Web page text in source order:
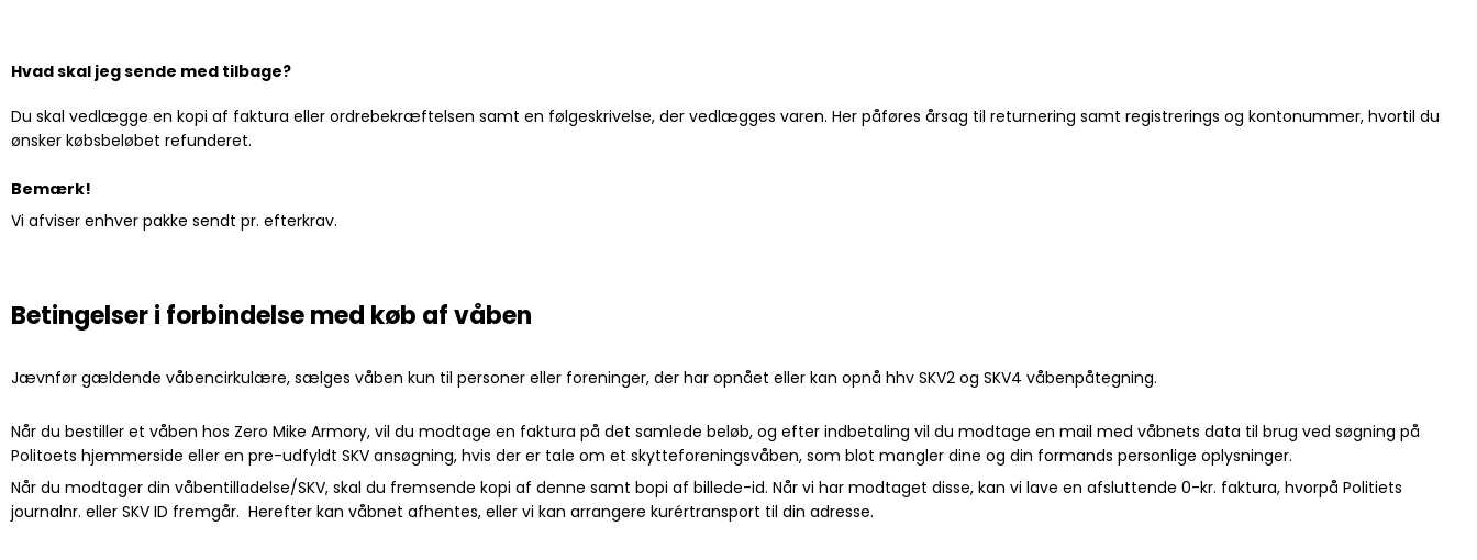
Hvad skal jeg sende med tilbage?
Du skal vedlægge en kopi af faktura eller ordrebekræftelsen samt en følgeskrivelse, der vedlægges varen. Her påføres årsag til returnering samt registrerings og kontonummer, hvortil du
ønsker købsbeløbet refunderet.
Bemærk!
Vi afviser enhver pakke sendt pr. efterkrav.
Betingelser i forbindelse med køb af våben
Jævnfør gældende våbencirkulære, sælges våben kun til personer eller foreninger, der har opnået eller kan opnå hhv SKV2 og SKV4 våbenpåtegning.
Når du bestiller et våben hos Zero Mike Armory, vil du modtage en faktura på det samlede beløb, og efter indbetaling vil du modtage en mail med våbnets data til brug ved søgning på
Politoets hjemmerside eller en pre-udfyldt SKV ansøgning, hvis der er tale om et skytteforeningsvåben, som blot mangler dine og din formands personlige oplysninger.
Når du modtager din våbentilladelse/SKV, skal du fremsende kopi af denne samt bopi af billede-id. Når vi har modtaget disse, kan vi lave en afsluttende 0-kr. faktura, hvorpå Politiets
journalnr. eller SKV ID fremgår. Herefter kan våbnet afhentes, eller vi kan arrangere kurértransport til din adresse.